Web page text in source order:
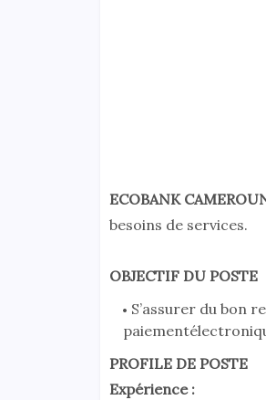
ECOBANK
besoins de services.
OBJECTIF DU POSTE
S’assurer du bon
PROFILE DE POSTE
Expérience :